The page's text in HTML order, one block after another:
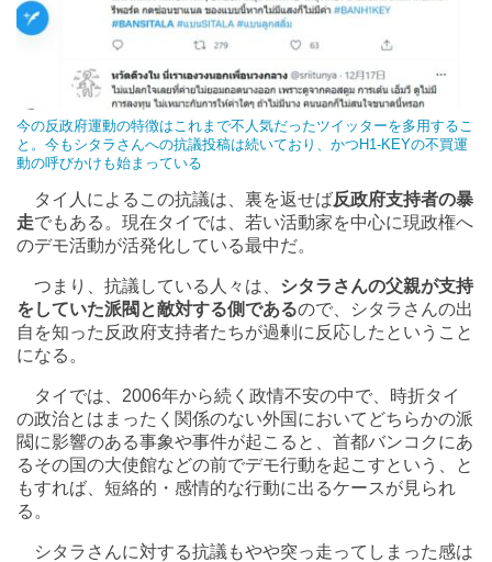
今の反政府運動の特徴はこれまで不人気だったツイッターを多用するこ
と。今もシタラさんへの抗議投稿は続いており、かつH1-KEYの不買運
動の呼びかけも始まっている
タイ人によるこの抗議は、裏を返せば反政府支持者の暴
走でもある。現在タイでは、若い活動家を中心に現政権へ
のデモ活動が活発化している最中だ。
つまり、抗議している人々は、 シタラさんの父親が支持
をしていた派閥と敵対する側であるので、シタラさんの出
自を知った反政府支持者たちが過剰に反応したということ
になる。
タイでは、2006年から続く政情不安の中で、時折タイ
の政治とはまったく関係のない外国においてどちらかの派
閥に影響のある事象や事件が起こると、首都バンコクにあ
るその国の大使館などの前でデモ行動を起こすという、と
もすれば、短絡的・感情的な行動に出るケースが見られ
る。
シタラさんに対する抗議もやや突っ走ってしまった感は